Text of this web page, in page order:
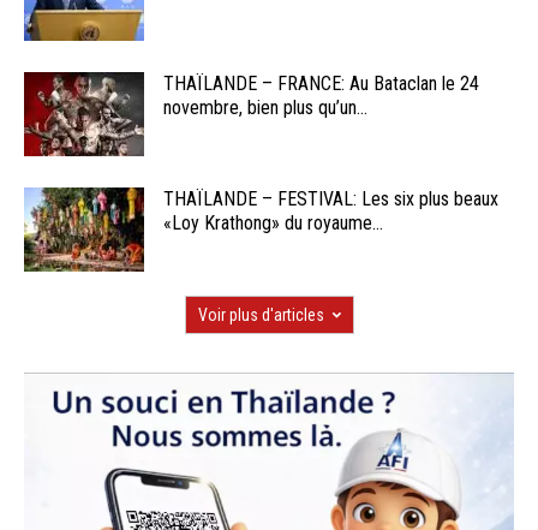
THAÏLANDE – FRANCE: Au Bataclan le 24
novembre, bien plus qu’un...
THAÏLANDE – FESTIVAL: Les six plus beaux
«Loy Krathong» du royaume...
Voir plus d'articles